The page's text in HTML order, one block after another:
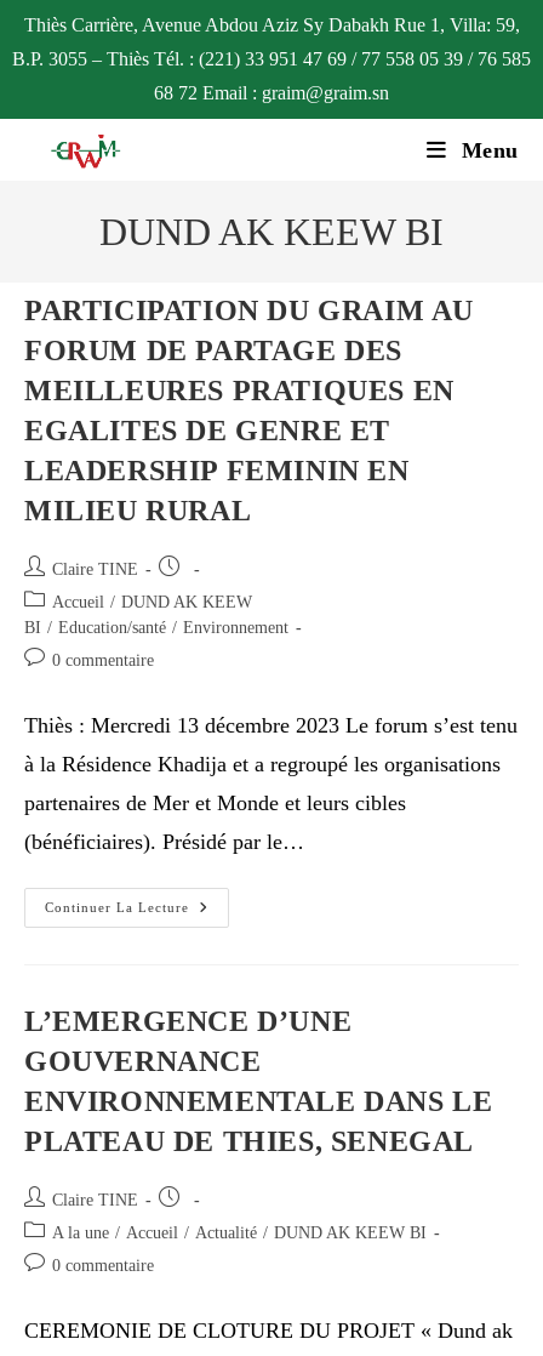
Thiès Carrière, Avenue Abdou Aziz Sy Dabakh Rue 1, Villa: 59,
B.P. 3055 – Thiès Tél. : (221) 33 951 47 69 / 77 558 05 39 / 76 585
68 72 Email : graim@graim.sn
Menu
DUND AK KEEW BI
PARTICIPATION DU GRAIM AU
FORUM DE PARTAGE DES
MEILLEURES PRATIQUES EN
EGALITES DE GENRE ET
LEADERSHIP FEMININ EN
MILIEU RURAL
Claire TINE
Accueil / DUND AK KEEW
BI / Education/santé / Environnement
0 commentaire
Thiès : Mercredi 13 décembre 2023 Le forum s’est tenu
à la Résidence Khadija et a regroupé les organisations
partenaires de Mer et Monde et leurs cibles
(bénéficiaires). Présidé par le…
Continuer La Lecture
L’EMERGENCE D’UNE
GOUVERNANCE
ENVIRONNEMENTALE DANS LE
PLATEAU DE THIES, SENEGAL
Claire TINE
A la une / Accueil / Actualité / DUND AK KEEW BI
0 commentaire
CEREMONIE DE CLOTURE DU PROJET « Dund ak